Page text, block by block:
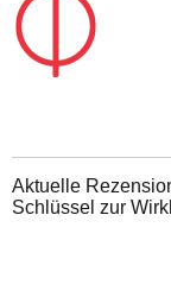
Aktuelle
Schlüssel zur